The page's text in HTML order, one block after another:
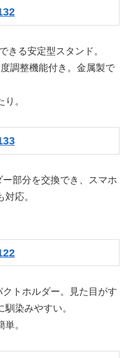
きる安定型スタンド。
調整機能付き。金属製で
。
部分を交換でき、スマホ
応。
トホルダー。見た目がす
染みやすい。
。